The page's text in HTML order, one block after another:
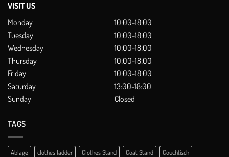
VISIT US
Monday
10:00-18:00
Tuesday
10:00-18:00
Wednesday
10:00-18:00
Thursday
10:00-18:00
Friday
10:00-18:00
Saturday
13:00-18:00
Sunday
Closed
TAGS
Ablage clothes ladder Clothes Stand Coat Stand
Couchtisch